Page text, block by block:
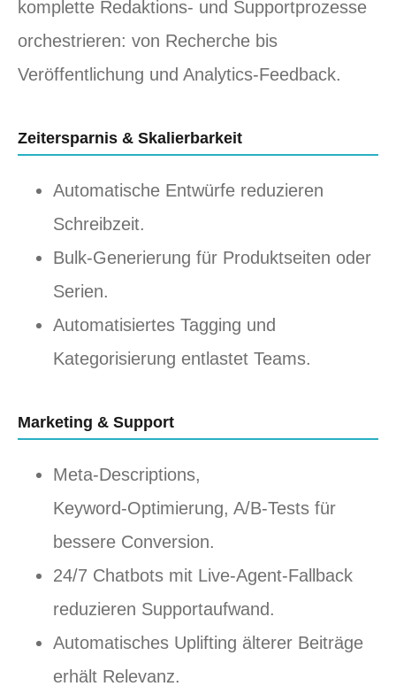
komplette Redaktions‑ und Supportprozesse
orchestrieren: von Recherche bis
Veröffentlichung und Analytics‑Feedback.
Zeitersparnis & Skalierbarkeit
Automatische Entwürfe reduzieren
Schreibzeit.
Bulk‑Generierung für Produktseiten oder
Serien.
Automatisiertes Tagging und
Kategorisierung entlastet Teams.
Marketing & Support
Meta‑Descriptions,
Keyword‑Optimierung, A/B‑Tests für
bessere Conversion.
24/7 Chatbots mit Live‑Agent‑Fallback
reduzieren Supportaufwand.
Automatisches Uplifting älterer Beiträge
erhält Relevanz.